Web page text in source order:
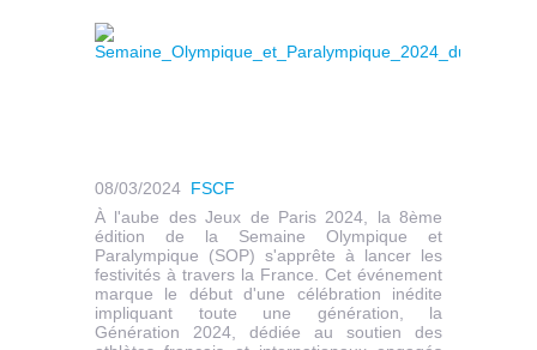
08/03/2024 FSCF
À l'aube des Jeux de Paris 2024, la 8ème
édition de la Semaine Olympique et
Paralympique (SOP) s'apprête à lancer les
festivités à travers la France. Cet événement
marque le début d'une célébration inédite
impliquant toute une génération, la
Génération 2024, dédiée au soutien des